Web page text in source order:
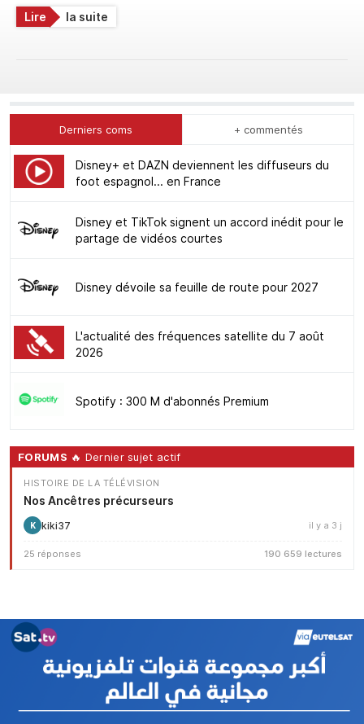
Lire la suite
Derniers coms + commentés
Disney+ et DAZN deviennent les diffuseurs du
foot espagnol... en France
Disney et TikTok signent un accord inédit pour le
partage de vidéos courtes
Disney dévoile sa feuille de route pour 2027
L'actualité des fréquences satellite du 7 août
2026
Spotify : 300 M d'abonnés Premium
FORUMS 🔥 Dernier sujet actif
HISTOIRE DE LA TÉLÉVISION
Nos Ancêtres précurseurs
K kiki37 il y a 3 j
25 réponses 190 659 lectures